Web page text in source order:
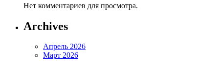
Нет комментариев для просмотра.
Archives
Апрель 2026
Март 2026